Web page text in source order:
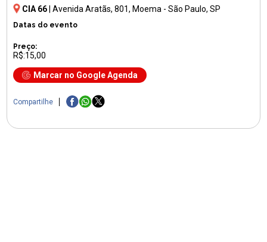
CIA 66 |Avenida Aratãs, 801, Moema - São Paulo, SP
Datas do evento
Preço:
R$:15,00
Marcar no Google Agenda
Compartilhe